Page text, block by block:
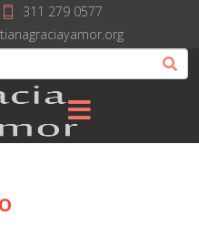
311 279 0577